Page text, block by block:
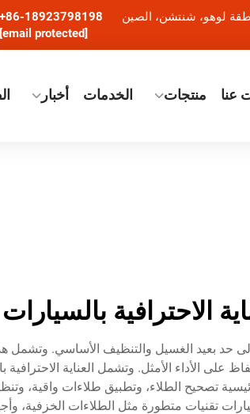
+86-18923798198
[email protected]
عنا منتجات الخدمات أخبار
الاحترافية بالسيارات
إلى حد بعيد الغسيل والتنظيف الأساسي.
الأداء الأمثل. وتشمل العناية الاحترافية
تصحيح الطلاء، وتطبيق طلاءات واقية،
تقنيات متطورة مثل الطلاءات الخزفية،